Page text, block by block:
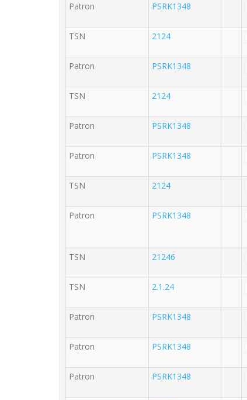
Patron PSRK1348
TSN 2124
Patron PSRK1348
TSN 2124
Patron PSRK1348
Patron PSRK1348
TSN 2124
Patron PSRK1348
TSN 21246
TSN 2.1.24
Patron PSRK1348
Patron PSRK1348
Patron PSRK1348